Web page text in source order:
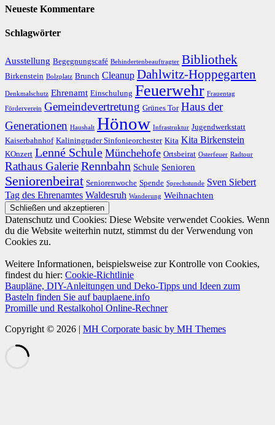
Neueste Kommentare
Schlagwörter
Ausstellung Begegnungscafé Behindertenbeauftragter Bibliothek
Birkenstein Bolzplatz Brunch Cleanup Dahlwitz-Hoppegarten
Denkmalschutz Ehrenamt Einschulung Feuerwehr Frauentag
Förderverein Gemeindevertretung Grünes Tor Haus der
Generationen Haushalt Hönow Infrastruktur Jugendwerkstatt
Kaiserbahnhof Kaliningrader Sinfonieorchester Kita Kita Birkenstein
KOnzert Lenné Schule Münchehofe Ortsbeirat Osterfeuer Radtour
Rathaus GalerieRennbahn Schule Senioren
Seniorenbeirat Seniorenwoche Spende Sprechstunde Sven Siebert
Tag des Ehrenamtes Waldesruh Wanderung Weihnachten
Datenschutz und Cookies: Diese Website verwendet Cookies. Wenn
du die Website weiterhin nutzt, stimmst du der Verwendung von
Cookies zu.
Weitere Informationen, beispielsweise zur Kontrolle von Cookies,
findest du hier: Cookie-Richtlinie
Baupläne, DIY-Anleitungen und Deko-Tipps und Ideen zum
Basteln finden Sie auf bauplaene.info
Promille und Restalkohol Online-Rechner
Copyright © 2026 | MH Corporate basic by MH Themes